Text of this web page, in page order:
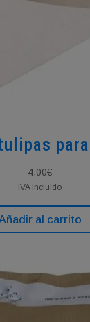
4,00€
IVA incluido
al carrito